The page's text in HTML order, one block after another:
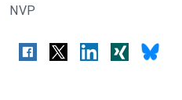
NVP